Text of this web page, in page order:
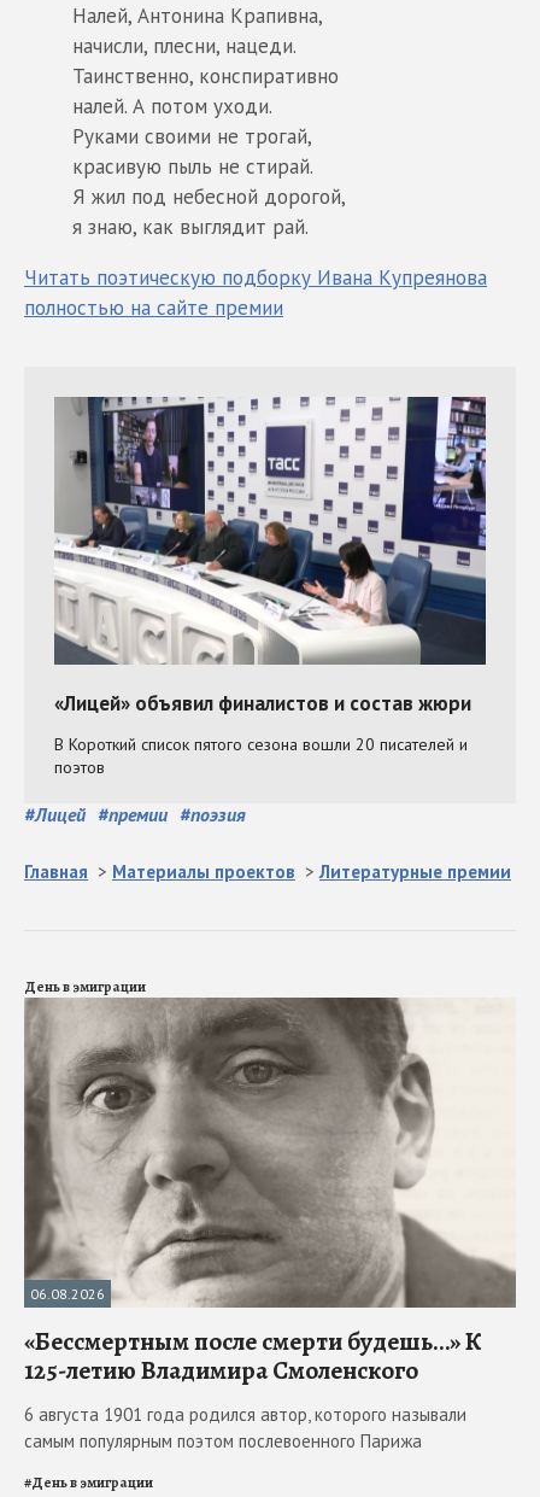
Налей, Антонина Крапивна,
начисли, плесни, нацеди.
Таинственно, конспиративно
налей. А потом уходи.
Руками своими не трогай,
красивую пыль не стирай.
Я жил под небесной дорогой,
я знаю, как выглядит рай.
Читать поэтическую подборку Ивана Купреянова
полностью на сайте премии
#Лицей #премии #поэзия
Главная > Материалы проектов >Литературные премии
День в эмиграции
06.08.2026
«Бессмертным после смерти будешь…» К
125-летию Владимира Смоленского
6 августа 1901 года родился автор, которого называли
самым популярным поэтом послевоенного Парижа
#День в эмиграции